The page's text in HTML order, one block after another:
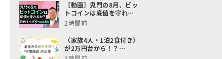
［動画］鬼門の8月、ビッ
トコインは底値を守れ…
2時間前
〈家族4人・1泊2食付き〉
が2万円台から！？…